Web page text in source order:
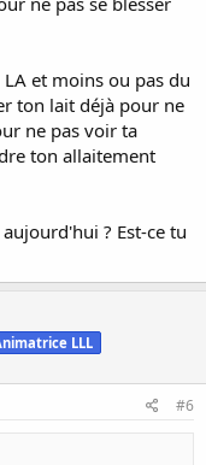
et moins ou pas du
ton lait déjà pour ne
ne pas voir ta
ton allaitement
? Est-ce tu
LLL
#6